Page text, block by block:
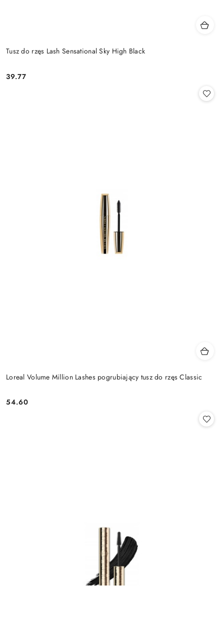
Tusz do rzęs Lash Sensational Sky High Black
Cena:
39.77
Loreal Volume Million Lashes pogrubiający tusz do rzęs Classic
Cena:
54.60